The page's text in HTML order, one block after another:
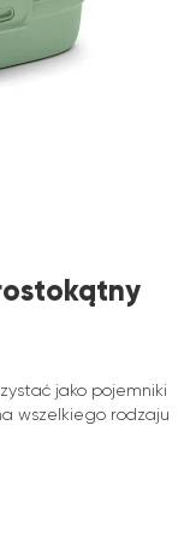
jako pojemniki
wszelkiego rodzaju